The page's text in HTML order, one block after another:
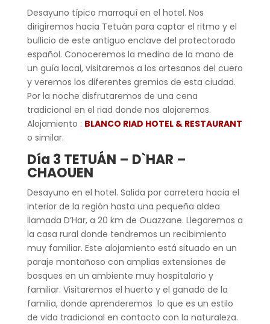
Desayuno típico marroquí en el hotel. Nos
dirigiremos hacia Tetuán para captar el ritmo y el
bullicio de este antiguo enclave del protectorado
español. Conoceremos la medina de la mano de
un guía local, visitaremos a los artesanos del cuero
y veremos los diferentes gremios de esta ciudad.
Por la noche disfrutaremos de una cena
tradicional en el riad donde nos alojaremos.
Alojamiento : BLANCO RIAD HOTEL & RESTAURANT
o similar.
Día 3 TETUÁN – D`HAR –
CHAOUEN
Desayuno en el hotel. Salida por carretera hacia el
interior de la región hasta una pequeña aldea
llamada D’Har, a 20 km de Ouazzane. Llegaremos a
la casa rural donde tendremos un recibimiento
muy familiar. Este alojamiento está situado en un
paraje montañoso con amplias extensiones de
bosques en un ambiente muy hospitalario y
familiar. Visitaremos el huerto y el ganado de la
familia, donde aprenderemos lo que es un estilo
de vida tradicional en contacto con la naturaleza.